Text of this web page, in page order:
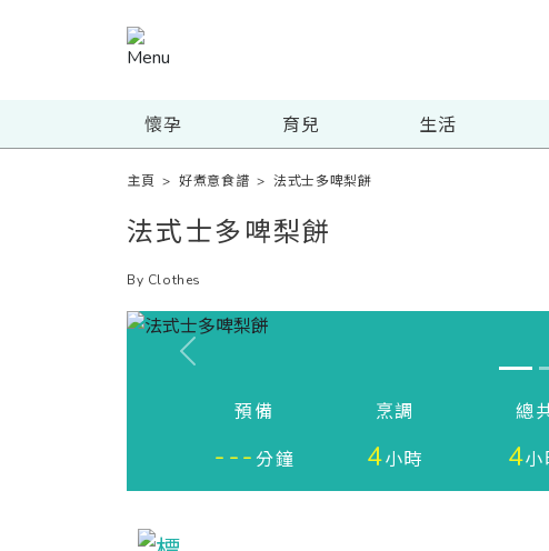
懷孕 育兒 生活
主頁 >好煮意食譜 >法式士多啤梨餅
法式士多啤梨餅
By Clothes
Previous
預備
---分鐘
烹調
4小時
總
4小